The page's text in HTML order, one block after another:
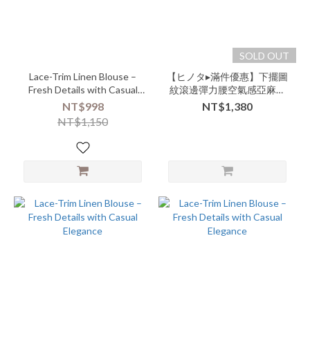
Lace-Trim Linen Blouse –
Fresh Details with Casual
Elegance
NT$998
NT$1,150
SOLD OUT
【ヒノタ▸滿件優惠】下擺圖
紋滾邊彈力腰空氣感亞麻短
褲-nnn-000104▶
NT$1,380